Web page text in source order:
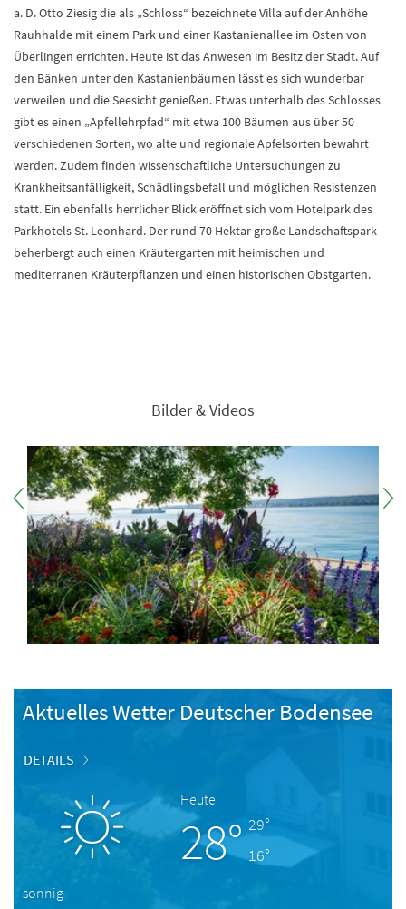
a. D. Otto Ziesig die als „Schloss“ bezeichnete Villa auf der Anhöhe
Rauhhalde mit einem Park und einer Kastanienallee im Osten von
Überlingen errichten. Heute ist das Anwesen im Besitz der Stadt. Auf
den Bänken unter den Kastanienbäumen lässt es sich wunderbar
verweilen und die Seesicht genießen. Etwas unterhalb des Schlosses
gibt es einen „Apfellehrpfad“ mit etwa 100 Bäumen aus über 50
verschiedenen Sorten, wo alte und regionale Apfelsorten bewahrt
werden. Zudem finden wissenschaftliche Untersuchungen zu
Krankheitsanfälligkeit, Schädlingsbefall und möglichen Resistenzen
statt. Ein ebenfalls herrlicher Blick eröffnet sich vom Hotelpark des
Parkhotels St. Leonhard. Der rund 70 Hektar große Landschaftspark
beherbergt auch einen Kräutergarten mit heimischen und
mediterranen Kräuterpflanzen und einen historischen Obstgarten.
Bilder & Videos
Aktuelles Wetter Deutscher Bodensee
DETAILS
Heute
28° 29°
16°
sonnig